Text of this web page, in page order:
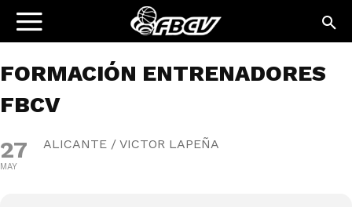
FORMACIÓN ENTRENADORES
FBCV
27
MAY
ALICANTE / VICTOR LAPEÑA